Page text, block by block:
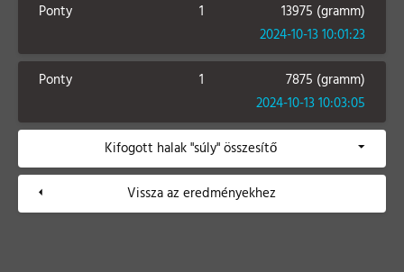
Ponty 1
13975 (gramm)
2024-10-13 10:01:23
Ponty 1
7875 (gramm)
2024-10-13 10:03:05
Kifogott halak "súly" összesítő
Vissza az eredményekhez